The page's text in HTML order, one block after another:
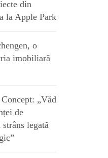
din
la Apple Park
o
imobiliară
„Văd
de
legată